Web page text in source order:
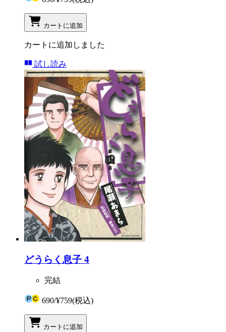
カートに追加
カートに追加しました
試し読み
どうらく息子 4
完結
690/¥759(税込)
カートに追加